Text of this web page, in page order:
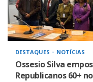
DESTAQUES NOTÍCIAS
Ossesio Silva
Republicanos 60+